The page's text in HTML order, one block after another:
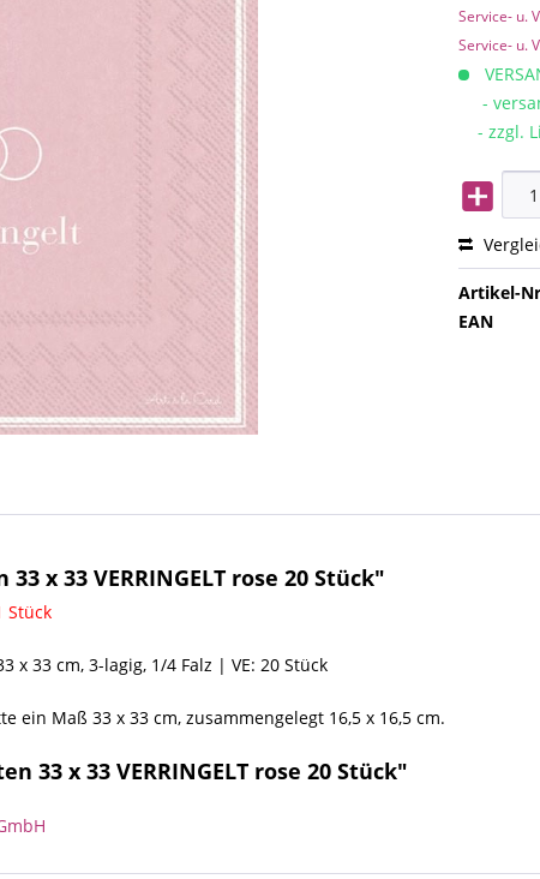
Service- u.
Service- u.
-
- zzgl.
Artikel-
EAN
x 33 VERRINGELT rose 20 Stück"
Stück
33 cm, 3-lagig, 1/4 Falz | VE: 20 Stück
ein Maß 33 x 33 cm, zusammengelegt 16,5 x 16,5 cm.
x 33 VERRINGELT rose 20 Stück"